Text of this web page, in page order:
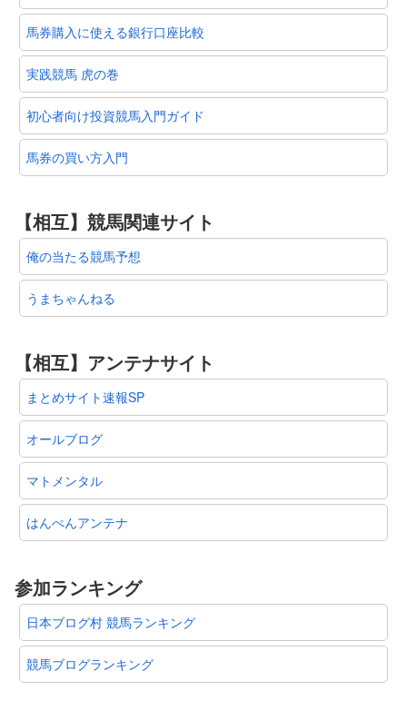
馬券購入に使える銀行口座比較
実践競馬 虎の巻
初心者向け投資競馬入門ガイド
馬券の買い方入門
【相互】競馬関連サイト
俺の当たる競馬予想
うまちゃんねる
【相互】アンテナサイト
まとめサイト速報SP
オールブログ
マトメンタル
はんぺんアンテナ
参加ランキング
日本ブログ村 競馬ランキング
競馬ブログランキング